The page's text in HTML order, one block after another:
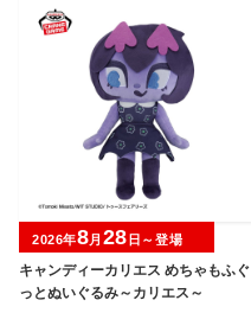
キャンディーカリエス めちゃもふぐ
っとぬいぐるみ～カリエス～
2026年8月 28 日～登場